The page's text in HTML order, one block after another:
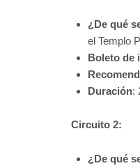
¿De qué
el Templo
Boleto de
Duración:
Circuito 2:
¿De qué